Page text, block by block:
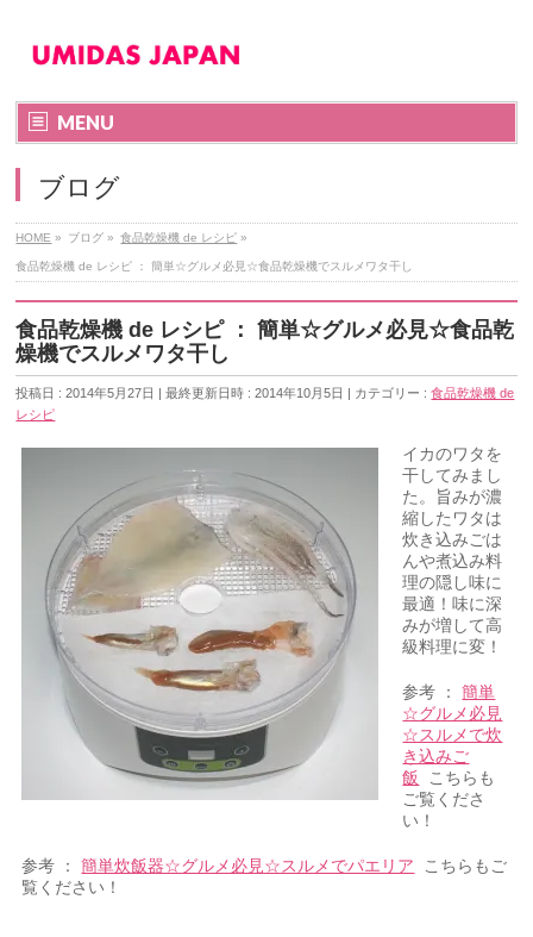
MENU
ブログ
HOME » ブログ » 食品乾燥機 de レシピ »
食品乾燥機 de レシピ ： 簡単☆グルメ必見☆食品乾燥機でスルメワタ干し
食品乾燥機 de レシピ ： 簡単☆グルメ必見☆食品乾
燥機でスルメワタ干し
投稿日 : 2014年5月27日 最終更新日時 : 2014年10月5日 カテゴリー :食品乾燥機 de
レシピ
イカのワタを
干してみまし
た。旨みが濃
縮したワタは
炊き込みごは
んや煮込み料
理の隠し味に
最適！味に深
みが増して高
級料理に変！
参考 ：簡単
☆グルメ必見
☆スルメで炊
き込みご
飯 こちらも
ご覧くださ
い！
参考 ：簡単炊飯器☆グルメ必見☆スルメでパエリア こちらもご
覧ください！